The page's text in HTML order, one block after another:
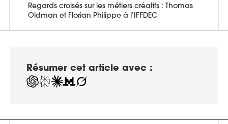
Regards croisés sur les métiers créatifs : Thomas
Oldman et Florian Philippe à l’IFFDEC
Résumer cet article avec :